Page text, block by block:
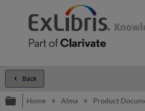
Back
Expand/collapse
Home Alma Product